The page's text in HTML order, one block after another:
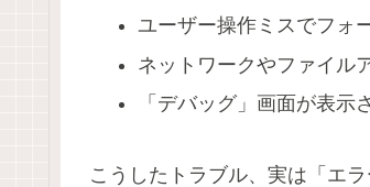
ユーザー操作ミスでフォ
ネットワークやファイル
「デバッグ」画面が表示
こうしたトラブル、実は「エ